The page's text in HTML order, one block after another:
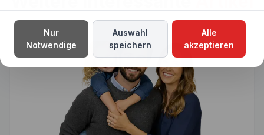
Nur
Notwendige
Auswahl
speichern
Alle
akzeptieren